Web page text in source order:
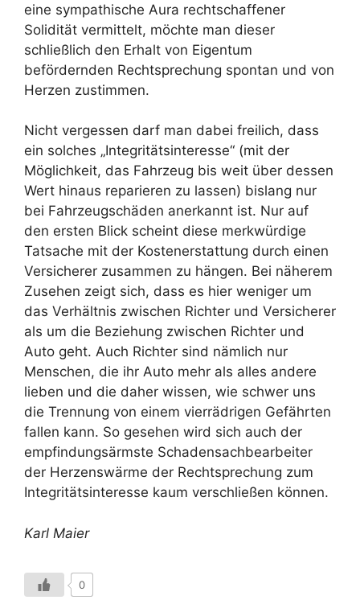
eine sympathische Aura rechtschaffener
Solidität vermittelt, möchte man dieser
schließlich den Erhalt von Eigentum
befördernden Rechtsprechung spontan und von
Herzen zustimmen.
Nicht vergessen darf man dabei freilich, dass
ein solches „Integritätsinteresse“ (mit der
Möglichkeit, das Fahrzeug bis weit über dessen
Wert hinaus reparieren zu lassen) bislang nur
bei Fahrzeugschäden anerkannt ist. Nur auf
den ersten Blick scheint diese merkwürdige
Tatsache mit der Kostenerstattung durch einen
Versicherer zusammen zu hängen. Bei näherem
Zusehen zeigt sich, dass es hier weniger um
das Verhältnis zwischen Richter und Versicherer
als um die Beziehung zwischen Richter und
Auto geht. Auch Richter sind nämlich nur
Menschen, die ihr Auto mehr als alles andere
lieben und die daher wissen, wie schwer uns
die Trennung von einem vierrädrigen Gefährten
fallen kann. So gesehen wird sich auch der
empfindungsärmste Schadensachbearbeiter
der Herzenswärme der Rechtsprechung zum
Integritätsinteresse kaum verschließen können.
Karl Maier
0